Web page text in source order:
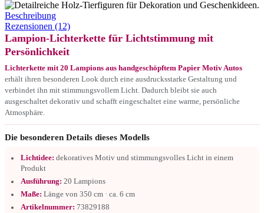
Beschreibung
Rezensionen (12)
Lampion-Lichterkette für Lichtstimmung mit
Persönlichkeit
Lichterkette mit 20 Lampions aus handgeschöpftem Papier Motiv Autos
erhält ihren besonderen Look durch eine ausdrucksstarke Gestaltung und
verbindet ihn mit stimmungsvollem Licht. Dadurch bleibt sie auch
ausgeschaltet dekorativ und schafft eingeschaltet eine warme, persönliche
Atmosphäre.
Die besonderen Details dieses Modells
Lichtidee: dekoratives Motiv und stimmungsvolles Licht in einem
Produkt
Ausführung: 20 Lampions
Maße: Länge von 350 cm · ca. 6 cm
Artikelnummer: 73829188